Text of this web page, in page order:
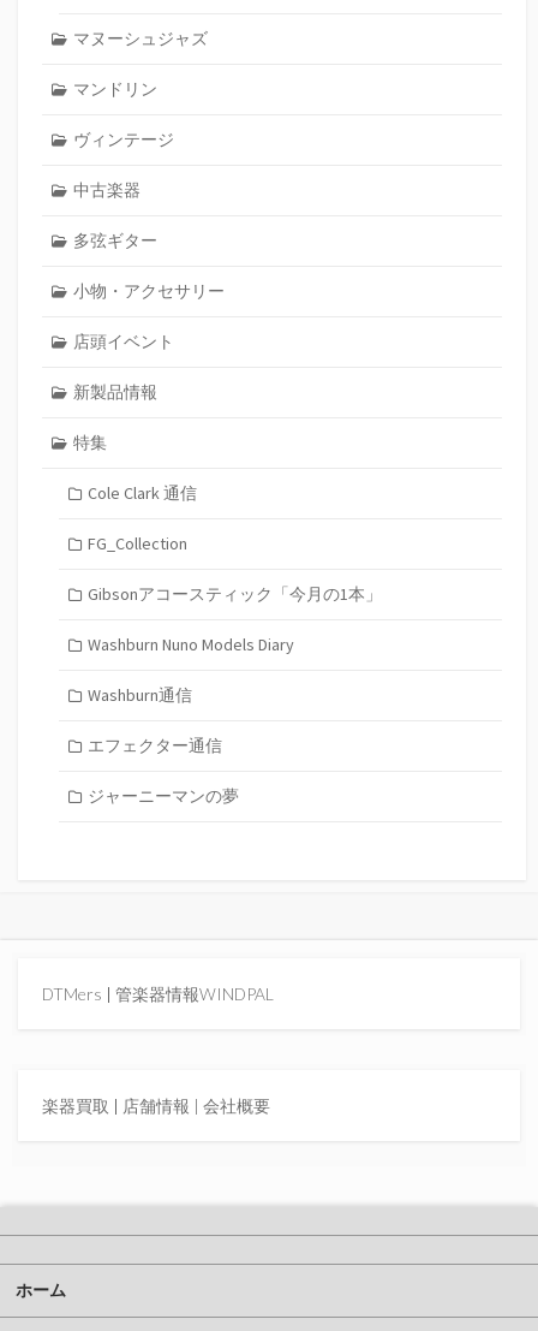
マヌーシュジャズ
マンドリン
ヴィンテージ
中古楽器
多弦ギター
小物・アクセサリー
店頭イベント
新製品情報
特集
Cole Clark 通信
FG_Collection
Gibsonアコースティック「今月の1本」
Washburn Nuno Models Diary
Washburn通信
エフェクター通信
ジャーニーマンの夢
DTMers | 管楽器情報WINDPAL
楽器買取 | 店舗情報 | 会社概要
ホーム